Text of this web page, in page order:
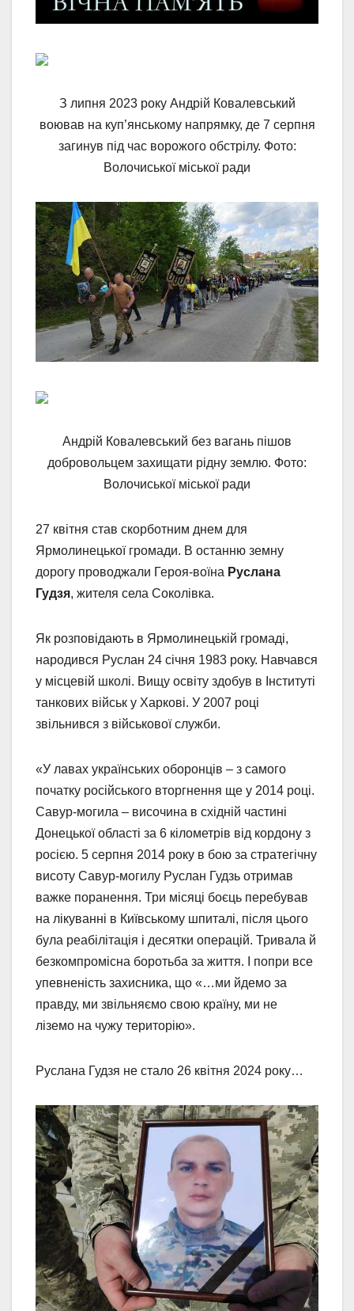
З липня 2023 року Андрій Ковалевський
воював на куп’янському напрямку, де 7 серпня
загинув під час ворожого обстрілу. Фото:
Волочиської міської ради
Андрій Ковалевський без вагань пішов
добровольцем захищати рідну землю. Фото:
Волочиської міської ради
27 квітня став скорботним днем для
Ярмолинецької громади. В останню земну
дорогу проводжали Героя-воїна Руслана
Гудзя, жителя села Соколівка.
Як розповідають в Ярмолинецькій громаді,
народився Руслан 24 січня 1983 року. Навчався
у місцевій школі. Вищу освіту здобув в Інституті
танкових військ у Харкові. У 2007 році
звільнився з військової служби.
«У лавах українських оборонців – з самого
початку російського вторгнення ще у 2014 році.
Савур-могила – височина в східній частині
Донецької області за 6 кілометрів від кордону з
росією. 5 серпня 2014 року в бою за стратегічну
висоту Савур-могилу Руслан Гудзь отримав
важке поранення. Три місяці боєць перебував
на лікуванні в Київському шпиталі, після цього
була реабілітація і десятки операцій. Тривала й
безкомпромісна боротьба за життя. І попри все
упевненість захисника, що «…ми йдемо за
правду, ми звільняємо свою країну, ми не
ліземо на чужу територію».
Руслана Гудзя не стало 26 квітня 2024 року…